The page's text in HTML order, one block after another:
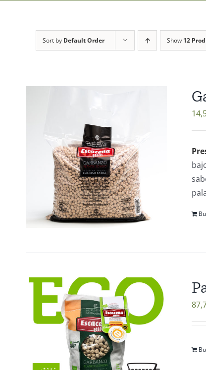
Sort by Default Order Show 12